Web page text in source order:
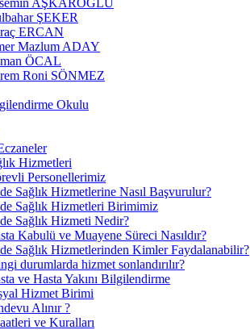
ŞEKER
ERCAN
Mazlum ADAY
ÖCAL
Roni SÖNMEZ
Okulu
Hizmetleri
Personellerimiz
Sağlık Hizmetlerine Nasıl Başvurulur?
Sağlık Hizmetleri Birimimiz
Sağlık Hizmeti Nedir?
Kabulü ve Muayene Süreci Nasıldır?
Sağlık Hizmetlerinden Kimler Faydalanabilir?
durumlarda hizmet sonlandırılır?
ve Hasta Yakını Bilgilendirme
Hizmet Birimi
Alınır ?
ve Kuralları